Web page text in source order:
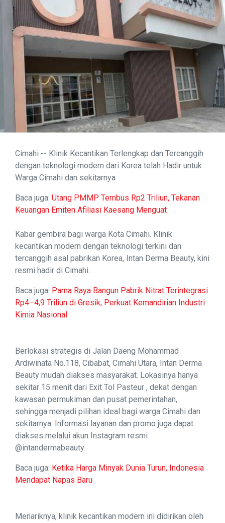
Cimahi -- Klinik Kecantikan Terlengkap dan Tercanggih
dengan teknologi modern dari Korea telah Hadir untuk
Warga Cimahi dan sekitarnya
Baca juga: Utang PMMP Tembus Rp2 Triliun, Tekanan
Keuangan Emiten Afiliasi Kaesang Menguat
Kabar gembira bagi warga Kota Cimahi. Klinik
kecantikan modern dengan teknologi terkini dan
tercanggih asal pabrikan Korea, Intan Derma Beauty, kini
resmi hadir di Cimahi.
Baca juga: Parna Raya Bangun Pabrik Nitrat Terintegrasi
Rp4–4,9 Triliun di Gresik, Perkuat Kemandirian Industri
Kimia Nasional
Berlokasi strategis di Jalan Daeng Mohammad
Ardiwinata No.118, Cibabat, Cimahi Utara, Intan Derma
Beauty mudah diakses masyarakat. Lokasinya hanya
sekitar 15 menit dari Exit Tol Pasteur , dekat dengan
kawasan permukiman dan pusat pemerintahan,
sehingga menjadi pilihan ideal bagi warga Cimahi dan
sekitarnya. Informasi layanan dan promo juga dapat
diakses melalui akun Instagram resmi
@intandermabeauty.
Baca juga: Ketika Harga Minyak Dunia Turun, Indonesia
Mendapat Napas Baru
Menariknya, klinik kecantikan modern ini didirikan oleh